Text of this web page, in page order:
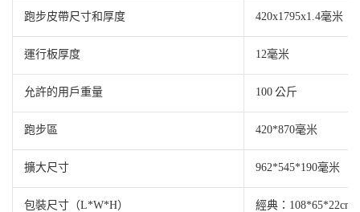
跑步皮帶尺寸和厚度 420x1795x1.4毫米
運行板厚度 12毫米
允許的用戶重量 100 公斤
跑步區 420*870毫米
擴大尺寸 962*545*190毫米
包裝尺寸（L*W*H） 經典：